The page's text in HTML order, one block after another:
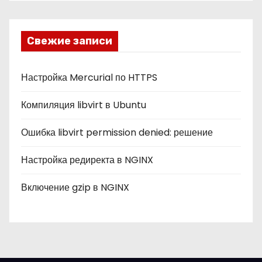
к
и
Свежие записи
Настройка Mercurial по HTTPS
Компиляция libvirt в Ubuntu
Ошибка libvirt permission denied: решение
Настройка редиректа в NGINX
Включение gzip в NGINX